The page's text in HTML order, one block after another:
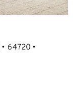
64720